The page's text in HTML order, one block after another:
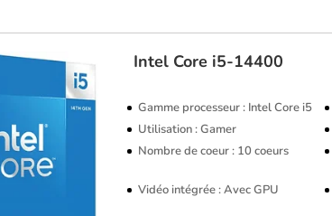
Intel Core i5-14400
Gamme processeur : Intel Core i5
Utilisation : Gamer
Nombre de coeur : 10 coeurs
Vidéo intégrée : Avec GPU